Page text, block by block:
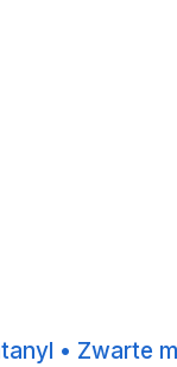
• Zwarte